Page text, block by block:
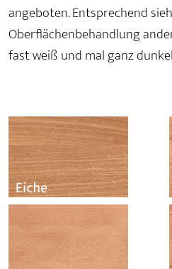
angeboten. Entsprechend
Oberflächenbehandlung
fast weiß und mal ganz